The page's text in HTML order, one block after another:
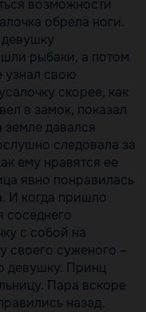
возможности
обрела ноги.
девушку
рыбаки, а потом
узнал свою
скорее, как
в замок, показал
давался
следовала за
ему нравятся ее
явно понравилась
И когда пришло
соседнего
с собой на
своего суженого –
девушку. Принц
Пара вскоре
назад.